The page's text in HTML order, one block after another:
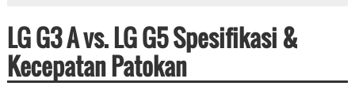
LG G3 A vs. LG G5 Spesifikasi &
Kecepatan Patokan